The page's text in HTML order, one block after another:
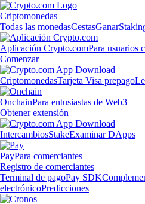
Criptomonedas
Todas las monedasCestasGanar
Aplicación Crypto.comPara usuarios
Comenzar
CriptomonedasTarjeta Visa prepago
OnchainPara entusiastas de Web3
Obtener extensión
IntercambiosStakeExaminar DApps
PayPara comerciantes
Registro de comerciantes
Terminal de pagoPay SDK
electrónicoPredicciones